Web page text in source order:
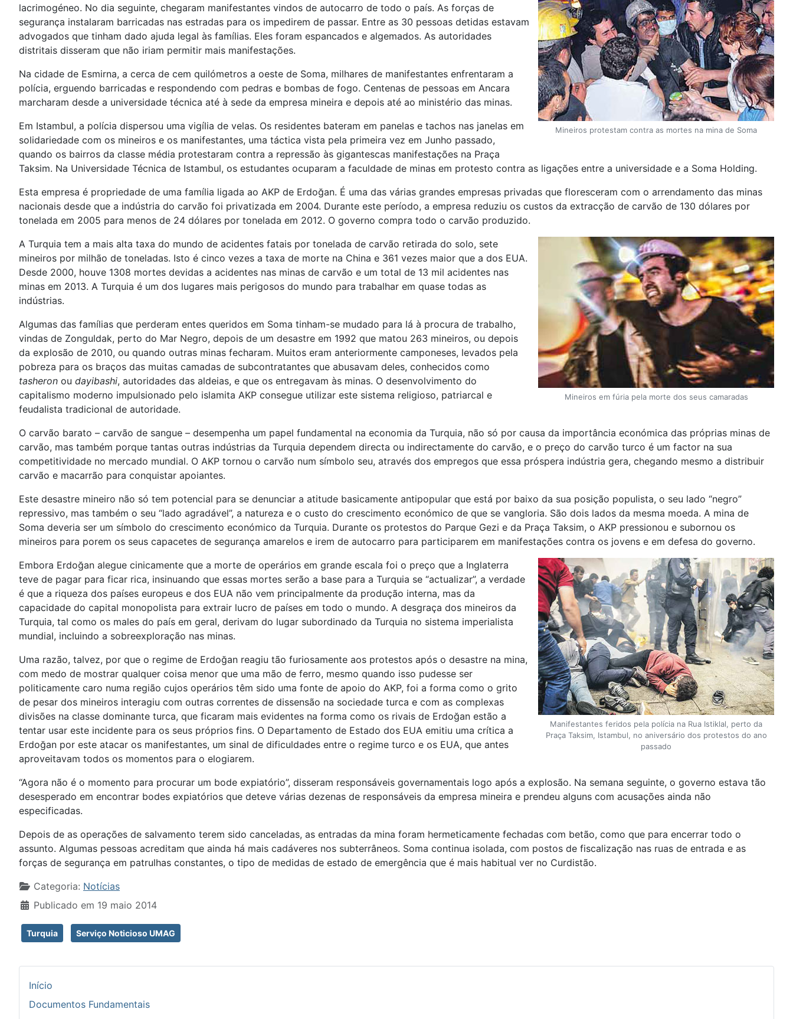
Mineiros protestam contra as mortes na mina de Soma
lacrimogéneo. No dia seguinte, chegaram manifestantes vindos de autocarro de todo o país. As forças de
segurança instalaram barricadas nas estradas para os impedirem de passar. Entre as 30 pessoas detidas estavam
advogados que tinham dado ajuda legal às famílias. Eles foram espancados e algemados. As autoridades
distritais disseram que não iriam permitir mais manifestações.
Na cidade de Esmirna, a cerca de cem quilómetros a oeste de Soma, milhares de manifestantes enfrentaram a
polícia, erguendo barricadas e respondendo com pedras e bombas de fogo. Centenas de pessoas em Ancara
marcharam desde a universidade técnica até à sede da empresa mineira e depois até ao ministério das minas.
Em Istambul, a polícia dispersou uma vigília de velas. Os residentes bateram em panelas e tachos nas janelas em
solidariedade com os mineiros e os manifestantes, uma táctica vista pela primeira vez em Junho passado,
quando os bairros da classe média protestaram contra a repressão às gigantescas manifestações na Praça
Taksim. Na Universidade Técnica de Istambul, os estudantes ocuparam a faculdade de minas em protesto contra as ligações entre a universidade e a Soma Holding.
Esta empresa é propriedade de uma família ligada ao AKP de Erdoğan. É uma das várias grandes empresas privadas que floresceram com o arrendamento das minas
nacionais desde que a indústria do carvão foi privatizada em 2004. Durante este período, a empresa reduziu os custos da extracção de carvão de 130 dólares por
tonelada em 2005 para menos de 24 dólares por tonelada em 2012. O governo compra todo o carvão produzido.
Mineiros em fúria pela morte dos seus camaradas
A Turquia tem a mais alta taxa do mundo de acidentes fatais por tonelada de carvão retirada do solo, sete
mineiros por milhão de toneladas. Isto é cinco vezes a taxa de morte na China e 361 vezes maior que a dos EUA.
Desde 2000, houve 1308 mortes devidas a acidentes nas minas de carvão e um total de 13 mil acidentes nas
minas em 2013. A Turquia é um dos lugares mais perigosos do mundo para trabalhar em quase todas as
indústrias.
Algumas das famílias que perderam entes queridos em Soma tinham-se mudado para lá à procura de trabalho,
vindas de Zonguldak, perto do Mar Negro, depois de um desastre em 1992 que matou 263 mineiros, ou depois
da explosão de 2010, ou quando outras minas fecharam. Muitos eram anteriormente camponeses, levados pela
pobreza para os braços das muitas camadas de subcontratantes que abusavam deles, conhecidos como
tasheron ou dayibashi, autoridades das aldeias, e que os entregavam às minas. O desenvolvimento do
capitalismo moderno impulsionado pelo islamita AKP consegue utilizar este sistema religioso, patriarcal e
feudalista tradicional de autoridade.
O carvão barato – carvão de sangue – desempenha um papel fundamental na economia da Turquia, não só por causa da importância económica das próprias minas de
carvão, mas também porque tantas outras indústrias da Turquia dependem directa ou indirectamente do carvão, e o preço do carvão turco é um factor na sua
competitividade no mercado mundial. O AKP tornou o carvão num símbolo seu, através dos empregos que essa próspera indústria gera, chegando mesmo a distribuir
carvão e macarrão para conquistar apoiantes.
Este desastre mineiro não só tem potencial para se denunciar a atitude basicamente antipopular que está por baixo da sua posição populista, o seu lado “negro”
repressivo, mas também o seu “lado agradável”, a natureza e o custo do crescimento económico de que se vangloria. São dois lados da mesma moeda. A mina de
Soma deveria ser um símbolo do crescimento económico da Turquia. Durante os protestos do Parque Gezi e da Praça Taksim, o AKP pressionou e subornou os
mineiros para porem os seus capacetes de segurança amarelos e irem de autocarro para participarem em manifestações contra os jovens e em defesa do governo.
Manifestantes feridos pela polícia na Rua Istiklal, perto da
Praça Taksim, Istambul, no aniversário dos protestos do ano
passado
Embora Erdoğan alegue cinicamente que a morte de operários em grande escala foi o preço que a Inglaterra
teve de pagar para ficar rica, insinuando que essas mortes serão a base para a Turquia se “actualizar”, a verdade
é que a riqueza dos países europeus e dos EUA não vem principalmente da produção interna, mas da
capacidade do capital monopolista para extrair lucro de países em todo o mundo. A desgraça dos mineiros da
Turquia, tal como os males do país em geral, derivam do lugar subordinado da Turquia no sistema imperialista
mundial, incluindo a sobreexploração nas minas.
Uma razão, talvez, por que o regime de Erdoğan reagiu tão furiosamente aos protestos após o desastre na mina,
com medo de mostrar qualquer coisa menor que uma mão de ferro, mesmo quando isso pudesse ser
politicamente caro numa região cujos operários têm sido uma fonte de apoio do AKP, foi a forma como o grito
de pesar dos mineiros interagiu com outras correntes de dissensão na sociedade turca e com as complexas
divisões na classe dominante turca, que ficaram mais evidentes na forma como os rivais de Erdoğan estão a
tentar usar este incidente para os seus próprios fins. O Departamento de Estado dos EUA emitiu uma crítica a
Erdoğan por este atacar os manifestantes, um sinal de dificuldades entre o regime turco e os EUA, que antes
aproveitavam todos os momentos para o elogiarem.
“Agora não é o momento para procurar um bode expiatório”, disseram responsáveis governamentais logo após a explosão. Na semana seguinte, o governo estava tão
desesperado em encontrar bodes expiatórios que deteve várias dezenas de responsáveis da empresa mineira e prendeu alguns com acusações ainda não
especificadas.
Depois de as operações de salvamento terem sido canceladas, as entradas da mina foram hermeticamente fechadas com betão, como que para encerrar todo o
assunto. Algumas pessoas acreditam que ainda há mais cadáveres nos subterrâneos. Soma continua isolada, com postos de fiscalização nas ruas de entrada e as
forças de segurança em patrulhas constantes, o tipo de medidas de estado de emergência que é mais habitual ver no Curdistão.
Detalhes
Categoria: Notícias
Publicado em 19 maio 2014
Turquia Serviço Noticioso UMAG
Início
Documentos Fundamentais